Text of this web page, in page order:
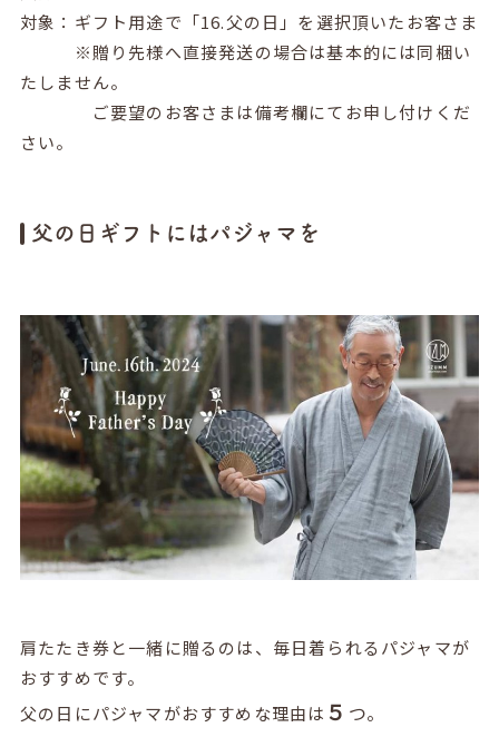
対象：ギフト用途で「16.父の日」を選択頂いたお客さま
※贈り先様へ直接発送の場合は基本的には同梱い
たしません。
ご要望のお客さまは備考欄にてお申し付けくだ
さい。
父の日ギフトにはパジャマを
肩たたき券と一緒に贈るのは、毎日着られるパジャマが
おすすめです。
父の日にパジャマがおすすめな理由は ５ つ。